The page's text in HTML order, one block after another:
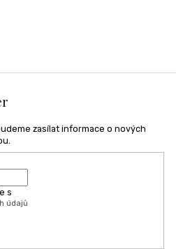
zasílat informace o nových
s
údajů